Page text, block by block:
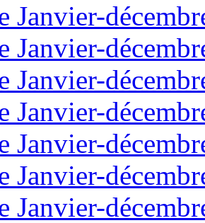
Janvier-
Janvier-
Janvier-
Janvier-
Janvier-
Janvier-
Janvier-